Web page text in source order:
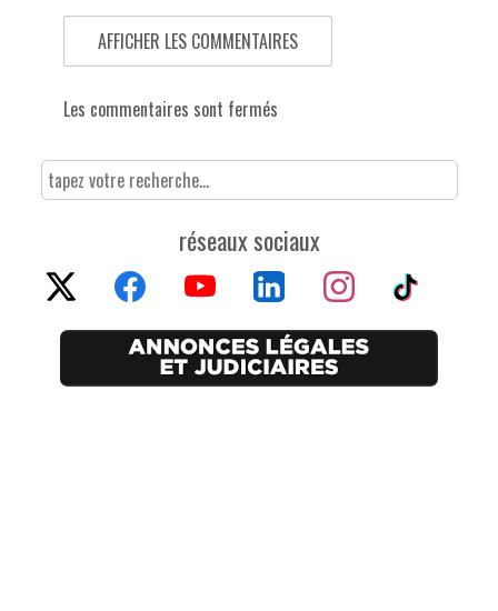
AFFICHER LES COMMENTAIRES
Les commentaires sont fermés
réseaux sociaux